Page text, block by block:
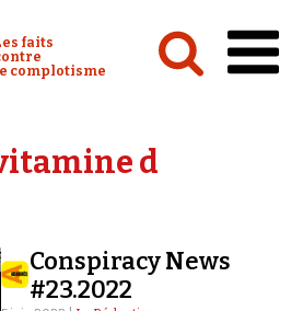
Watch :
faits
complotisme
d
Conspiracy News
#23.2022